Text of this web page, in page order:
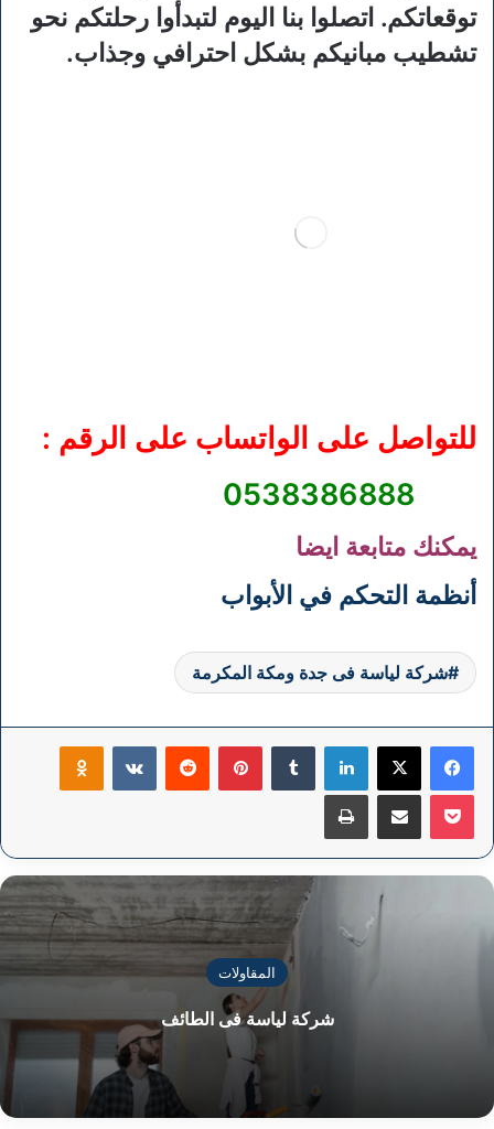
توقعاتكم. اتصلوا بنا اليوم لتبدأوا رحلتكم نحو
تشطيب مبانيكم بشكل احترافي وجذاب.
للتواصل على الواتساب على الرقم :
يمكنك متابعة ايضا
أنظمة التحكم في الأبواب
شركة لياسة فى جدة ومكة المكرمة
فيسبوك ‫X لينكدإن بينتيريست
‫Pocket مشاركة عبر البريد طباعة
المقاولات
شركة لياسة فى الطائف